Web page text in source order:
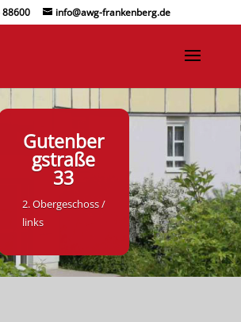
88600 info@awg-frankenberg.de
Gutenber
gstraße
33
2. Obergeschoss /
links